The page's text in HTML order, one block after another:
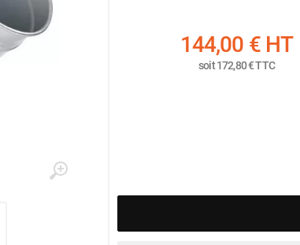
144,00 €HT
soit172,80 €TTC